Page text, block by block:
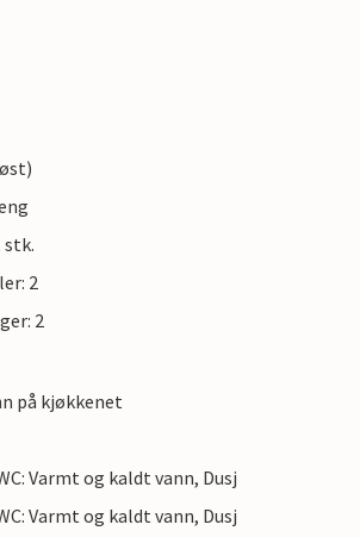
milde naturen som omgir den. Hvis
vil de mange vakre kystbyene
til å føle at du er i paradis, og gjett
Artà, middelalderbyen med magisk
10-minutters kjøretur unna.
stk.
2
2
på kjøkkenet
Varmt og kaldt vann, Dusj
Varmt og kaldt vann, Dusj